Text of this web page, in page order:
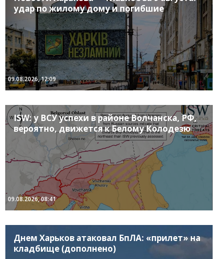
удар по жилому дому и погибшие
09.08.2026, 12:09
ISW: у ВСУ успехи в районе Волчанска, РФ,
вероятно, движется к Белому Колодезю
09.08.2026, 08:41
Днем Харьков атаковал БпЛА: «прилет» на
кладбище (дополнено)